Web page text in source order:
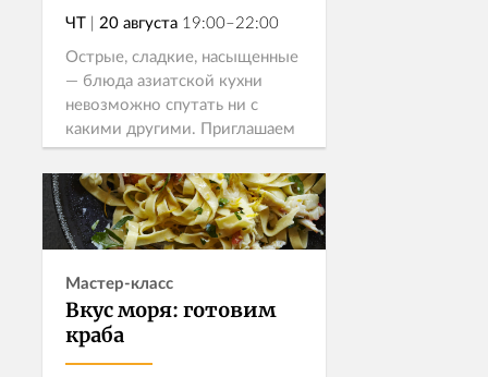
ЧТ | 20 августа 19:00–22:00
Острые, сладкие, насыщенные
— блюда азиатской кухни
невозможно спутать ни с
какими другими. Приглашаем
вас в гастрономическое
путешествие, где вы попробуете
легендарные азиатские блюда.
Узнать больше →
Записаться
Мастер-класс
Вкус моря: готовим
краба